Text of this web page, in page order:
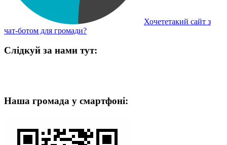
Хочететакий сайт з
чат-ботом для громади?
Слідкуй за нами тут:
Наша громада у смартфоні: